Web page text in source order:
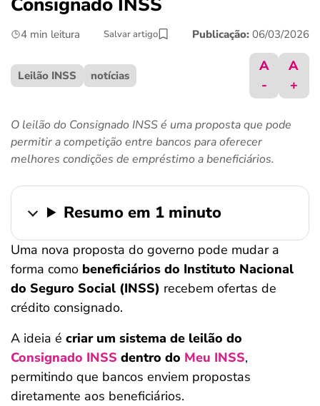
últimas notícias
4 min leitura Salvar artigo Publicação: 06/03/2026
Leilão INSS notícias
A
-
A
+
O leilão do Consignado INSS é uma proposta que pode
permitir a competição entre bancos para oferecer
melhores condições de empréstimo a beneficiários.
Resumo em 1 minuto
Uma nova proposta do governo pode mudar a
forma como beneficiários do Instituto Nacional
do Seguro Social (INSS) recebem ofertas de
crédito consignado.
A ideia é criar um sistema de leilão do
Consignado INSS dentro do Meu INSS,
permitindo que bancos enviem propostas
diretamente aos beneficiários.